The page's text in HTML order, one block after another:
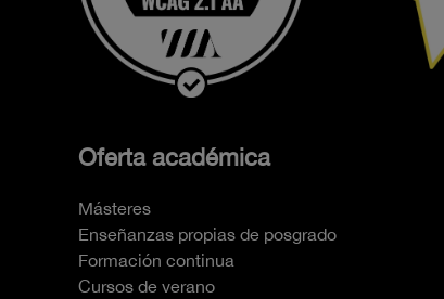
Oferta académica
Másteres
Enseñanzas propias de posgrado
Formación continua
Cursos de verano